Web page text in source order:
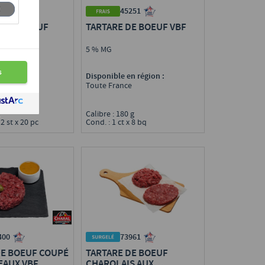
DE BOEUF
région :
st x 20 pc
45251
TARTARE DE BOEUF VBF
5 % MG
Disponible en région :
Toute France
Calibre : 180 g
Cond. : 1 ct x 8 bq
BOEUF COUPÉ
73961
TARTARE DE BOEUF